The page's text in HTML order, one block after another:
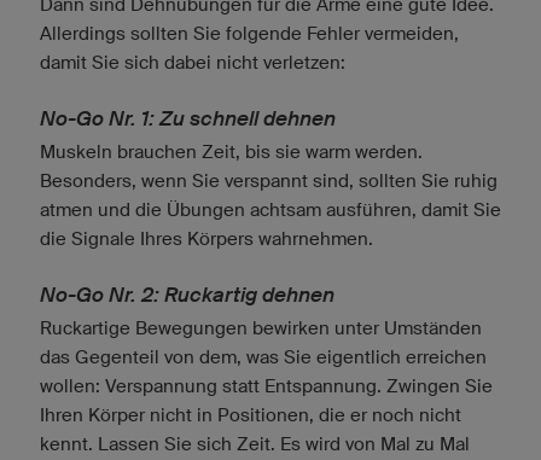
Allerdings sollten Sie folgende Fehler vermeiden,
damit Sie sich dabei nicht verletzen:
No-Go Nr. 1: Zu schnell dehnen
Muskeln brauchen Zeit, bis sie warm werden.
Besonders, wenn Sie verspannt sind, sollten Sie ruhig
atmen und die Übungen achtsam ausführen, damit Sie
die Signale Ihres Körpers wahrnehmen.
No-Go Nr. 2: Ruckartig dehnen
Ruckartige Bewegungen bewirken unter Umständen
das Gegenteil von dem, was Sie eigentlich erreichen
wollen: Verspannung statt Entspannung. Zwingen Sie
Ihren Körper nicht in Positionen, die er noch nicht
kennt. Lassen Sie sich Zeit. Es wird von Mal zu Mal